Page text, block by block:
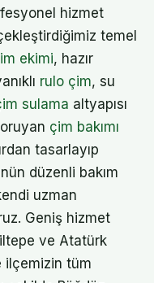
hizmet
temel
ekimi, hazır
rulo çim, su
sulama altyapısı
çim bakımı
tasarlayıp
düzenli bakım
uzman
Geniş hizmet
ve Atatürk
ilçemizin tüm